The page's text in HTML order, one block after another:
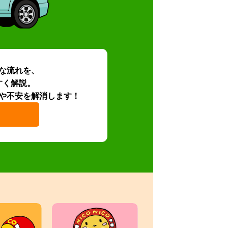
流れを、
解説。
不安を解消します！